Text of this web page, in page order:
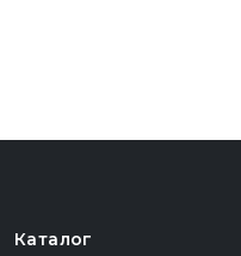
Каталог